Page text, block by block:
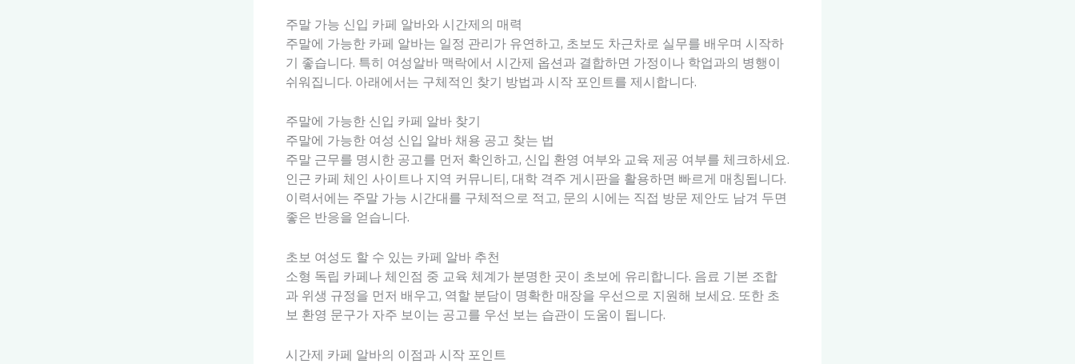
주말 가능 신입 카페 알바와 시간제의 매력
주말에 가능한 카페 알바는 일정 관리가 유연하고, 초보도 차근차로 실무를 배우며 시작하
기 좋습니다. 특히 여성알바 맥락에서 시간제 옵션과 결합하면 가정이나 학업과의 병행이
쉬워집니다. 아래에서는 구체적인 찾기 방법과 시작 포인트를 제시합니다.
주말에 가능한 신입 카페 알바 찾기
주말에 가능한 여성 신입 알바 채용 공고 찾는 법
주말 근무를 명시한 공고를 먼저 확인하고, 신입 환영 여부와 교육 제공 여부를 체크하세요.
인근 카페 체인 사이트나 지역 커뮤니티, 대학 격주 게시판을 활용하면 빠르게 매칭됩니다.
이력서에는 주말 가능 시간대를 구체적으로 적고, 문의 시에는 직접 방문 제안도 남겨 두면
좋은 반응을 얻습니다.
초보 여성도 할 수 있는 카페 알바 추천
소형 독립 카페나 체인점 중 교육 체계가 분명한 곳이 초보에 유리합니다. 음료 기본 조합
과 위생 규정을 먼저 배우고, 역할 분담이 명확한 매장을 우선으로 지원해 보세요. 또한 초
보 환영 문구가 자주 보이는 공고를 우선 보는 습관이 도움이 됩니다.
시간제 카페 알바의 이점과 시작 포인트